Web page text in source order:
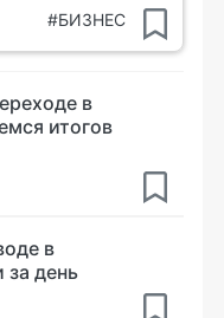
#БИЗНЕС
в
итогов
в
за день